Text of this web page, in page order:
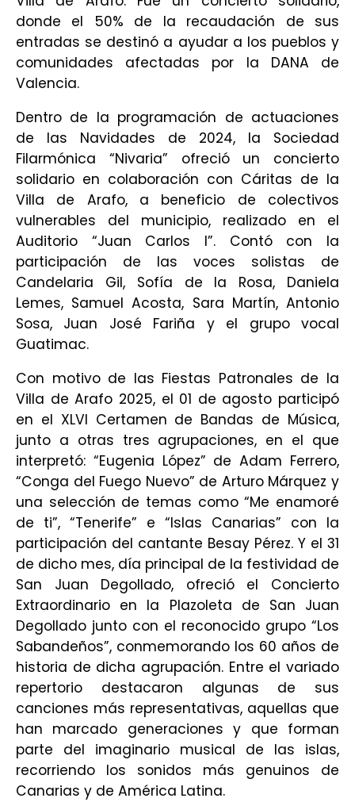
donde el 50% de la recaudación de sus
entradas se destinó a ayudar a los pueblos y
comunidades afectadas por la DANA de
Valencia.
Dentro de la programación de actuaciones
de las Navidades de 2024, la Sociedad
Filarmónica “Nivaria” ofreció un concierto
solidario en colaboración con Cáritas de la
Villa de Arafo, a beneficio de colectivos
vulnerables del municipio, realizado en el
Auditorio “Juan Carlos I”. Contó con la
participación de las voces solistas de
Candelaria Gil, Sofía de la Rosa, Daniela
Lemes, Samuel Acosta, Sara Martín, Antonio
Sosa, Juan José Fariña y el grupo vocal
Guatimac.
Con motivo de las Fiestas Patronales de la
Villa de Arafo 2025, el 01 de agosto participó
en el XLVI Certamen de Bandas de Música,
junto a otras tres agrupaciones, en el que
interpretó: “Eugenia López” de Adam Ferrero,
“Conga del Fuego Nuevo” de Arturo Márquez y
una selección de temas como “Me enamoré
de ti”, “Tenerife” e “Islas Canarias” con la
participación del cantante Besay Pérez. Y el 31
de dicho mes, día principal de la festividad de
San Juan Degollado, ofreció el Concierto
Extraordinario en la Plazoleta de San Juan
Degollado junto con el reconocido grupo “Los
Sabandeños”, conmemorando los 60 años de
historia de dicha agrupación. Entre el variado
repertorio destacaron algunas de sus
canciones más representativas, aquellas que
han marcado generacionesy que forman
parte del imaginario musical de las islas,
recorriendo los sonidos más genuinos de
Canarias y de América Latina.